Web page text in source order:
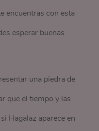
encuentras con esta
esperar buenas
una piedra de
que el tiempo y las
Hagalaz aparece en